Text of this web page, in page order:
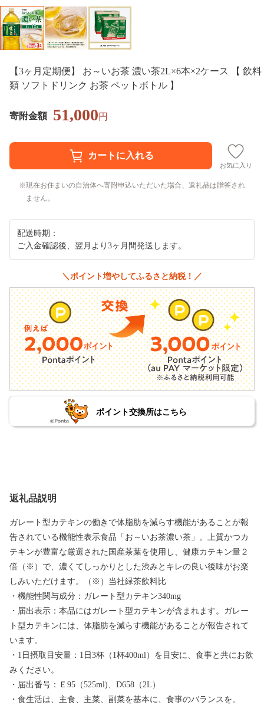
【3ヶ月定期便】 お～いお茶 濃い茶2L×6本×2ケース 【 飲料
類 ソフトドリンク お茶 ペットボトル 】
寄附金額 51,000円
お気に入り
現在お住まいの自治体へ寄附申込いただいた場合、返礼品は贈答され
ません。
配送時期：
ご入金確認後、翌月より3ヶ月間発送します。
＼ポイント増やしてふるさと納税！／
ポイント交換所はこちら
返礼品説明
ガレート型カテキンの働きで体脂肪を減らす機能があることが報
告されている機能性表示食品「お～いお茶濃い茶」。上質かつカ
テキンが豊富な厳選された国産茶葉を使用し、健康カテキン量２
倍（※）で、濃くてしっかりとした渋みとキレの良い後味がお楽
しみいただけます。（※）当社緑茶飲料比
・機能性関与成分：ガレート型カテキン340mg
・届出表示：本品にはガレート型カテキンが含まれます。ガレー
ト型カテキンには、体脂肪を減らす機能があることが報告されて
います。
・1日摂取目安量：1日3杯（1杯400ml）を目安に、食事と共にお飲
みください。
・届出番号：Ｅ95（525ml)、D658（2L）
・食生活は、主食、主菜、副菜を基本に、食事のバランスを。